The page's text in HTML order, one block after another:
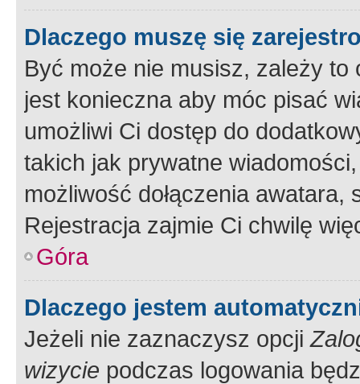
Dlaczego muszę się
Być może nie musisz, zależy
jest konieczna aby móc pisać
umożliwi Ci dostęp do
takich jak prywatne
możliwość dołączenia
Rejestracja zajmie Ci chwilę
Góra
Dlaczego jestem
Jeżeli nie zaznaczysz opcji
wizycie podczas logowania